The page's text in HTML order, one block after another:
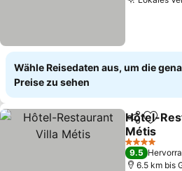
Wähle Reisedaten aus, um die
Preise zu sehen
TeilenZu
Hôtel-
Métis
Preise
4 Sterne
9.5
6.5 km bis